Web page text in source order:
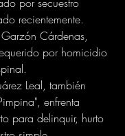
recientemente.
Cárdenas,
por homicidio
Leal, también
enfrenta
para delinquir, hurto